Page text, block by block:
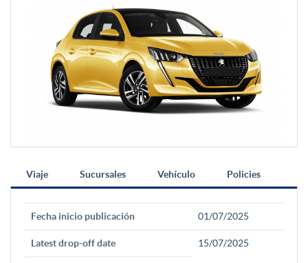
Viaje Sucursales Vehículo Policies
Fecha inicio publicación 01/07/2025
Latest drop-off date 15/07/2025